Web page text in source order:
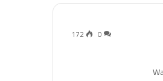
0
172